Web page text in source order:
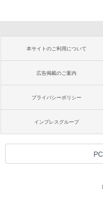
本サイトのご利用について
広告掲載のご案内
プライバシーポリシー
インプレスグループ